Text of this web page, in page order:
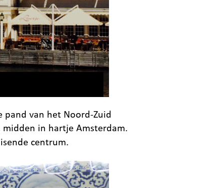
pand van het Noord-Zuid
in hartje Amsterdam.
centrum.